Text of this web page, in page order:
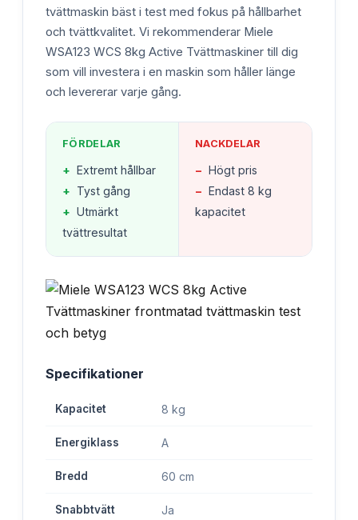
tvättmaskin bäst i test med fokus på hållbarhet
och tvättkvalitet. Vi rekommenderar Miele
WSA123 WCS 8kg Active Tvättmaskiner till dig
som vill investera i en maskin som håller länge
och levererar varje gång.
FÖRDELAR
+ Extremt hållbar
+ Tyst gång
+ Utmärkt
tvättresultat
NACKDELAR
− Högt pris
− Endast 8 kg
kapacitet
Specifikationer
Kapacitet 8 kg
Energiklass A
Bredd 60 cm
Snabbtvätt Ja